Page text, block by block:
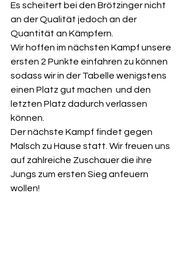
Es scheitert bei den Brötzinger nicht
an der Qualität jedoch an der
Quantität an Kämpfern.
Wir hoffen im nächsten Kampf unsere
ersten 2 Punkte einfahren zu können
sodass wir in der Tabelle wenigstens
einen Platz gut machen  und den
letzten Platz dadurch verlassen
können.
Der nächste Kampf findet gegen
Malsch zu Hause statt. Wir freuen uns
auf zahlreiche Zuschauer die ihre
Jungs zum ersten Sieg anfeuern
wollen!